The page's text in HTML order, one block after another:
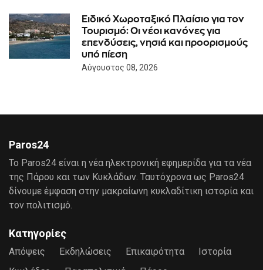
Ειδικό Χωροταξικό Πλαίσιο για τον
Τουρισμό: Οι νέοι κανόνες για
επενδύσεις, νησιά και προορισμούς
υπό πίεση
Αύγουστος 08, 2026
Paros24
Το Paros24 είναι η νέα ηλεκτρονική εφημερίδα για τα νέα
της Πάρου και των Κυκλάδων. Ταυτόχρονα ως Paros24
δίνουμε έμφαση στην μακραίωνη κυκλαδίτικη ιστορία και
τον πολιτισμό.
Κατηγορίες
Απόψεις Εκδηλώσεις Επικαιρότητα
Ιστορία